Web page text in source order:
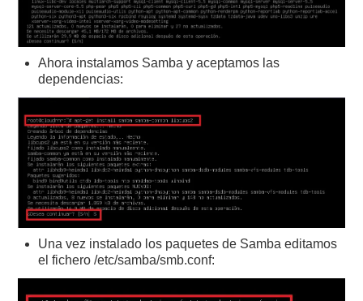
Ahora instalamos Samba y aceptamos las
dependencias:
Una vez instalado los paquetes de Samba editamos
el fichero /etc/samba/smb.conf: